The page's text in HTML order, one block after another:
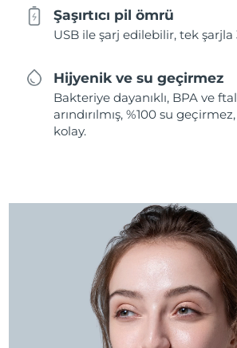
Şaşırtıcı pil ömrü
USB ile şarj edilebilir, tek şarjla
Hijyenik ve su geçirmez
Bakteriye dayanıklı, BPA ve
arındırılmış, %100 su
kolay.